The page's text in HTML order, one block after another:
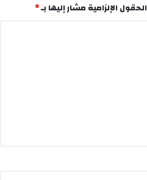
الحقول الإلزامية مشار إليها بـ*